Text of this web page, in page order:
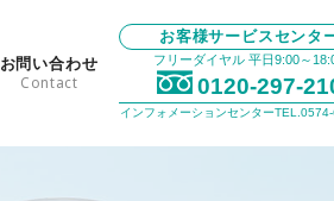
お問い合わせ
Contact
お客様サービスセンタ
フリーダイヤル 平日9:00～
0120-297-
インフォメーションセンター